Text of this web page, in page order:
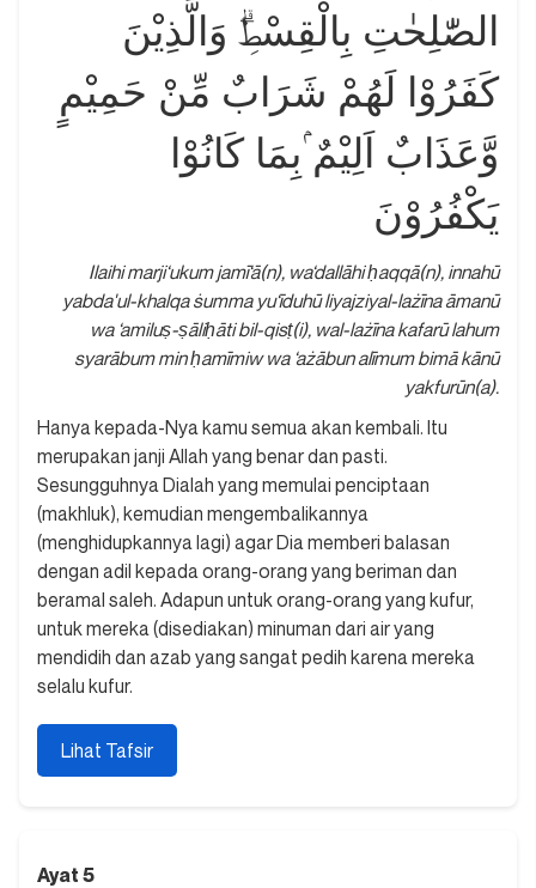
الصّٰلِحٰتِ بِالْقِسْطِۗ وَالَّذِيْنَ
كَفَرُوْا لَهُمْ شَرَابٌ مِّنْ حَمِيْمٍ
وَّعَذَابٌ اَلِيْمٌ ۢبِمَا كَانُوْا
يَكْفُرُوْنَ
Ilaihi marji‘ukum jamī‘ā(n), wa‘dallāhi ḥaqqā(n), innahū
yabda'ul-khalqa ṡumma yu‘īduhū liyajziyal-lażīna āmanū
wa ‘amiluṣ-ṣāliḥāti bil-qisṭ(i), wal-lażīna kafarū lahum
syarābum min ḥamīmiw wa ‘ażābun alīmum bimā kānū
yakfurūn(a).
Hanya kepada-Nya kamu semua akan kembali. Itu
merupakan janji Allah yang benar dan pasti.
Sesungguhnya Dialah yang memulai penciptaan
(makhluk), kemudian mengembalikannya
(menghidupkannya lagi) agar Dia memberi balasan
dengan adil kepada orang-orang yang beriman dan
beramal saleh. Adapun untuk orang-orang yang kufur,
untuk mereka (disediakan) minuman dari air yang
mendidih dan azab yang sangat pedih karena mereka
selalu kufur.
Lihat Tafsir
Ayat 5